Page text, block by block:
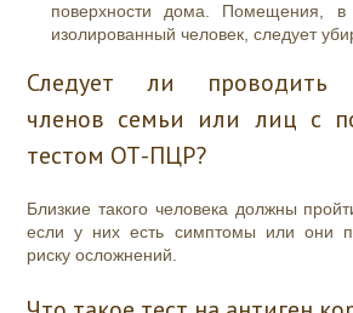
поверхности дома. Помещения, в
изолированный человек, следует
Следует ли проводить
членов семьи или лиц с
тестом ОТ-ПЦР?
Близкие такого человека должны
если у них есть симптомы или они
риску осложнений.